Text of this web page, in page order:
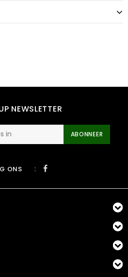
NEWSLETTER
ABONNEER
ONS :